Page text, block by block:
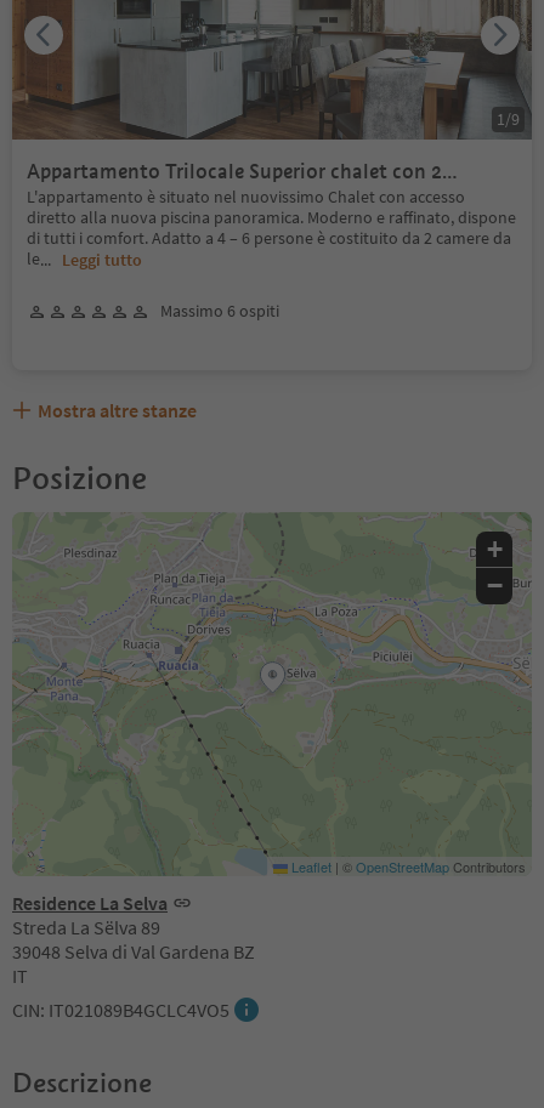
Appartamento Trilocale Superior chalet con 2
balconi/terrazze
L'appartamento è situato nel nuovissimo Chalet con accesso
diretto alla nuova piscina panoramica. Moderno e raffinato, dispone
di tutti i comfort. Adatto a 4 – 6 persone è costituito da 2 camere da
le... Leggi tutto
Massimo 6 ospiti
1/9
Mostra altre stanze
Posizione
Residence La Selva
Streda La Sëlva 89
39048 Selva di Val Gardena BZ
IT
CIN: IT021089B4GCLC4VO5
+
−
Leaflet | ©OpenStreetMapContributors
Descrizione